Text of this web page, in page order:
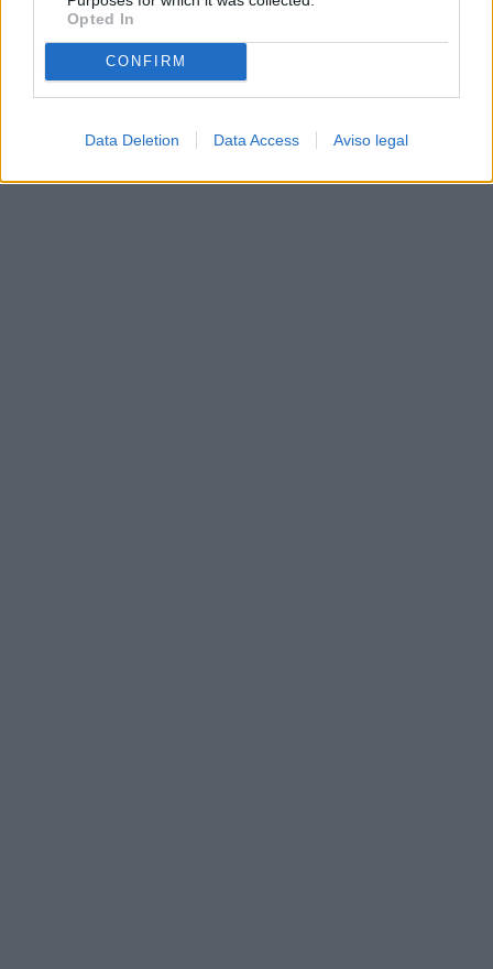
Opted In
CONFIRM
Data Deletion Data Access Aviso legal